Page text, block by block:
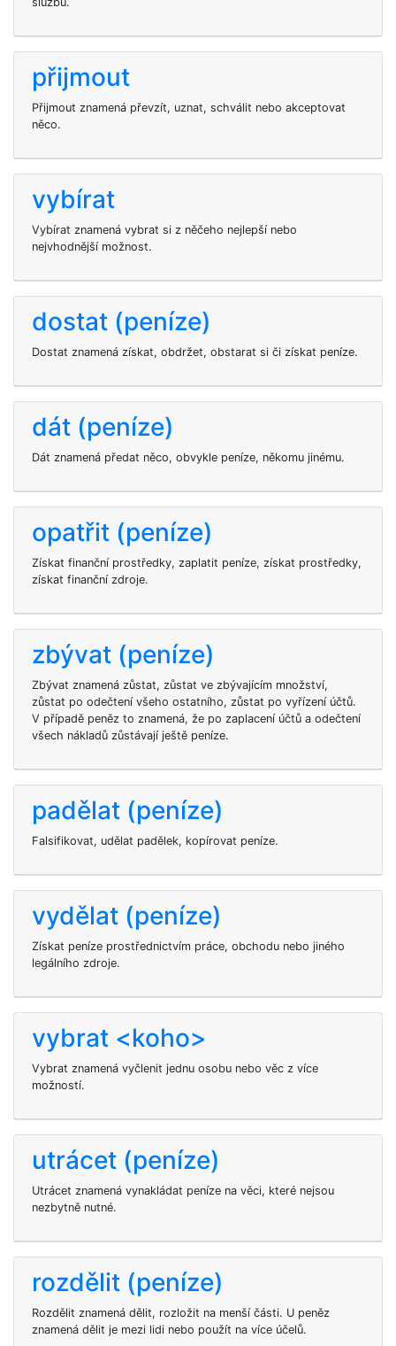
přijmout
Přijmout znamená převzít, uznat, schválit nebo akceptovat
něco.
vybírat
Vybírat znamená vybrat si z něčeho nejlepší nebo
nejvhodnější možnost.
dostat (peníze)
Dostat znamená získat, obdržet, obstarat si či získat peníze.
dát (peníze)
Dát znamená předat něco, obvykle peníze, někomu jinému.
opatřit (peníze)
Získat finanční prostředky, zaplatit peníze, získat prostředky,
získat finanční zdroje.
zbývat (peníze)
Zbývat znamená zůstat, zůstat ve zbývajícím množství,
zůstat po odečtení všeho ostatního, zůstat po vyřízení účtů.
V případě peněz to znamená, že po zaplacení účtů a odečtení
všech nákladů zůstávají ještě peníze.
padělat (peníze)
Falsifikovat, udělat padělek, kopírovat peníze.
vydělat (peníze)
Získat peníze prostřednictvím práce, obchodu nebo jiného
legálního zdroje.
vybrat <koho>
Vybrat znamená vyčlenit jednu osobu nebo věc z více
možností.
utrácet (peníze)
Utrácet znamená vynakládat peníze na věci, které nejsou
nezbytně nutné.
rozdělit (peníze)
Rozdělit znamená dělit, rozložit na menší části. U peněz
znamená dělit je mezi lidi nebo použít na více účelů.